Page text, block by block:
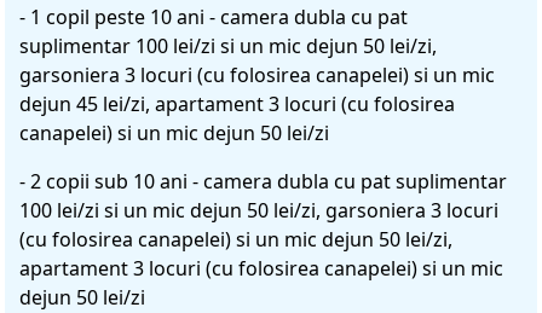
- 1 copil peste 10 ani - camera dubla cu pat
suplimentar 100 lei/zi si un mic dejun 50 lei/zi,
garsoniera 3 locuri (cu folosirea canapelei) si un mic
dejun 45 lei/zi, apartament 3 locuri (cu folosirea
canapelei) si un mic dejun 50 lei/zi
- 2 copii sub 10 ani - camera dubla cu pat suplimentar
100 lei/zi si un mic dejun 50 lei/zi, garsoniera 3 locuri
(cu folosirea canapelei) si un mic dejun 50 lei/zi,
apartament 3 locuri (cu folosirea canapelei) si un mic
dejun 50 lei/zi